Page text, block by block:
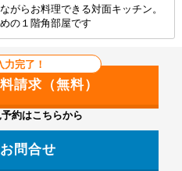
がらお料理できる対面キッチン。
の１階角部屋です
力完了！
約はこちらから
問合せ